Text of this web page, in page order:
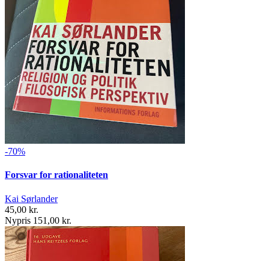
-70%
Forsvar for rationaliteten
Kai Sørlander
45,00 kr.
Nypris 151,00 kr.